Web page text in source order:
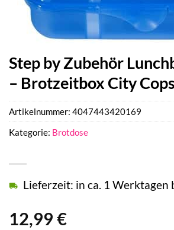
Step by Zubehör
– Brotzeitbox City Cops
12,99 €
Lieferzeit: in ca. 1 Werktagen
Artikelnummer: 4047443420169
Kategorie: Brotdose